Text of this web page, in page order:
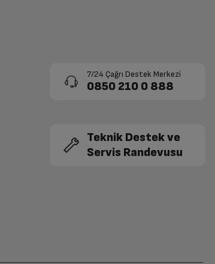
7/24 Çağrı Destek Merkezi
0850 210 0 888
Teknik Destek ve
Servis Randevusu